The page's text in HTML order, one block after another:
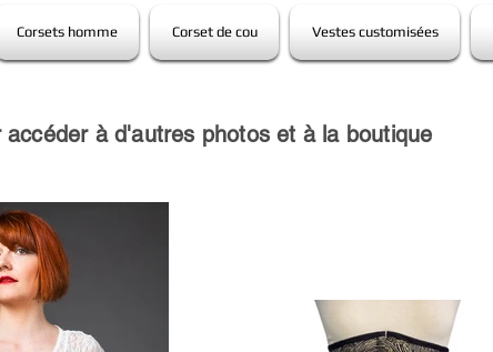
Corsets homme Corset de cou Vestes customisées
à d'autres photos et à la boutique